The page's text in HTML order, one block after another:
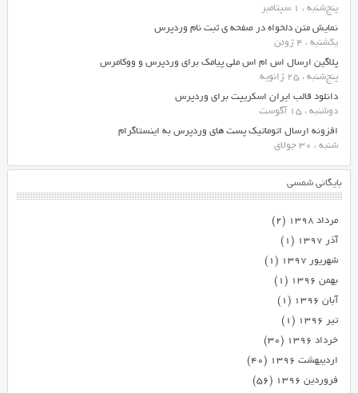
پنج‌شنبه ، 1 سپتامبر
نمایش متن دلخواه در صفحه ی ثبت نام وردپرس
یکشنبه ، 4 ژوئن
پلاگین ارسال اس ام اس ملی پیامک برای وردپرس و ووکامرس
پنج‌شنبه ، 25 ژانویه
دانلود قالب ایران اسکریپت برای وردپرس
دوشنبه ، 15 آگوست
افزونه ارسال اتوماتیک پست های وردپرس به اینستاگرام
شنبه ، 30 جولای
بایگانی شمسی
مرداد ۱۳۹۸
(۲)
آذر ۱۳۹۷
(۱)
شهریور ۱۳۹۷
(۱)
بهمن ۱۳۹۶
(۱)
آبان ۱۳۹۶
(۱)
تیر ۱۳۹۶
(۱)
خرداد ۱۳۹۶
(۳۰)
اردیبهشت ۱۳۹۶
(۴۰)
فروردین ۱۳۹۶
(۵۶)